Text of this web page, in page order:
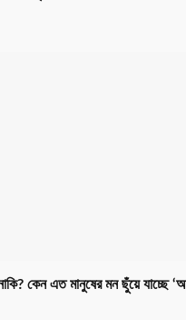
কেন এত মানুষের মন ছুঁয়ে যাচ্ছে